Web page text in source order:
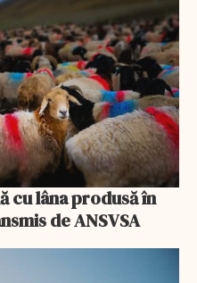
de ANSVSA